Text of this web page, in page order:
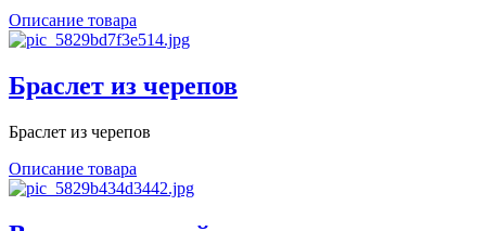
Описание товара
Браслет из черепов
Браслет из черепов
Описание товара